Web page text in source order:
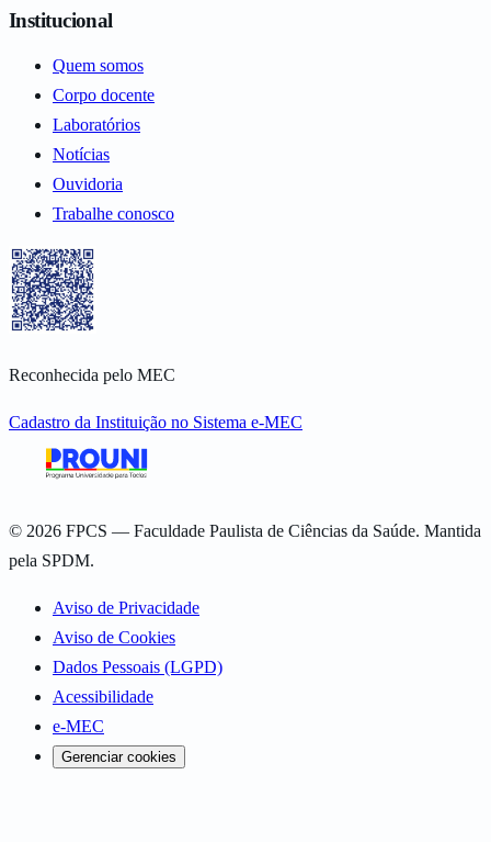
Institucional
Quem somos
Corpo docente
Laboratórios
Notícias
Ouvidoria
Trabalhe conosco
Reconhecida pelo MEC
Cadastro da Instituição no Sistema e-MEC
© 2026 FPCS — Faculdade Paulista de Ciências da Saúde. Mantida
pela SPDM.
Aviso de Privacidade
Aviso de Cookies
Dados Pessoais (LGPD)
Acessibilidade
e-MEC
Gerenciar cookies